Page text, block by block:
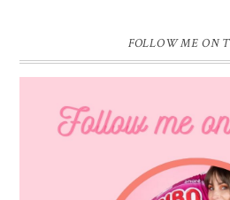
FOLLOW ME ON